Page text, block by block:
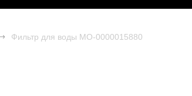
Фильтр для воды MO-0000015880